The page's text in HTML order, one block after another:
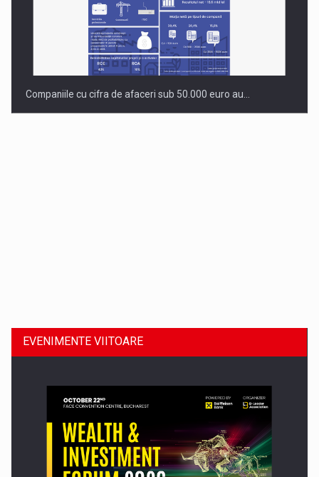
Companiile cu cifra de afaceri sub 50.000 euro au…
EVENIMENTE VIITOARE